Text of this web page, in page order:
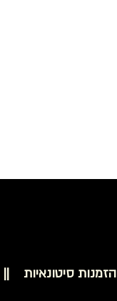
הזמנות סיטונאיות ||